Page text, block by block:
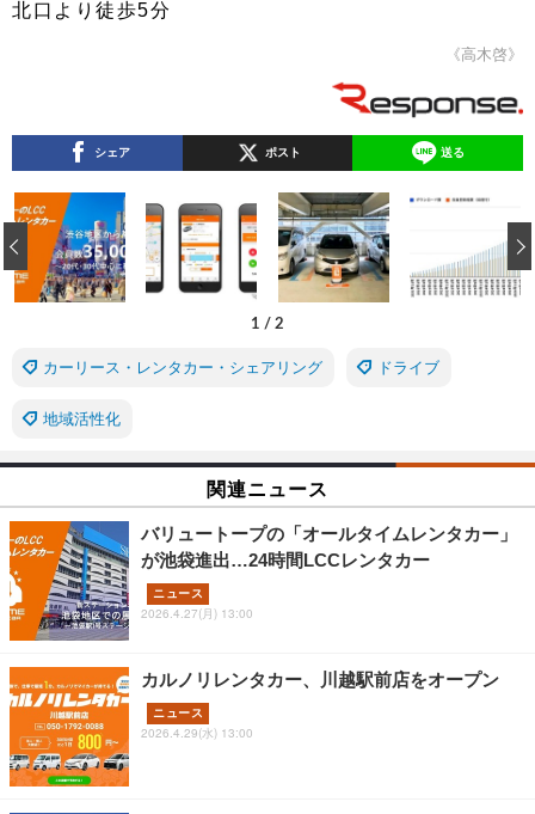
北口より徒歩5分
《高木啓》
シェア ポスト 送る
1 / 2
‹
カーリース・レンタカー・シェアリング ドライブ
地域活性化
関連ニュース
バリュートープの「オールタイムレンタカー」
が池袋進出…24時間LCCレンタカー
ニュース
2026.4.27(月) 13:00
カルノリレンタカー、川越駅前店をオープン
ニュース
2026.4.29(水) 13:00